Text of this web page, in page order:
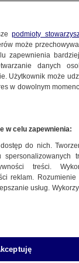
pozasądowe"
sądem
"są
podmioty
może
zapewnienia
danych
Użytkownik może
w dowolnym
w celu zapewnienia:
do nich.
treści.
reklam.
usług.